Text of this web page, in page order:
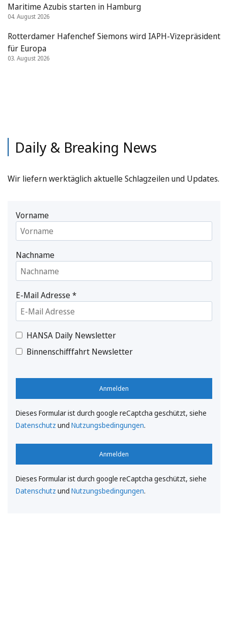
Maritime Azubis starten in Hamburg
04. August 2026
Rotterdamer Hafenchef Siemons wird IAPH-Vizepräsident
für Europa
03. August 2026
Daily & Breaking News
Wir liefern werktäglich aktuelle Schlagzeilen und Updates.
Vorname
Nachname
E-Mail Adresse*
HANSA Daily Newsletter
Binnenschifffahrt Newsletter
Anmelden
Dieses Formular ist durch google reCaptcha geschützt, siehe
Datenschutz und Nutzungsbedingungen.
Anmelden
Dieses Formular ist durch google reCaptcha geschützt, siehe
Datenschutz und Nutzungsbedingungen.